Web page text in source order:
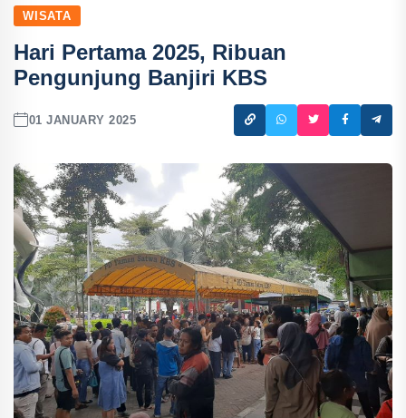
WISATA
Hari Pertama 2025, Ribuan
Pengunjung Banjiri KBS
01 JANUARY 2025